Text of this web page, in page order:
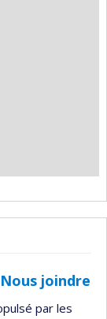
Nous joindre
par les